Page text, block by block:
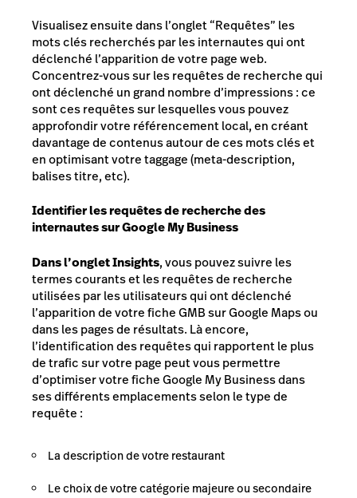
Visualisez ensuite dans l’onglet “Requêtes” les
mots clés recherchés par les internautes qui ont
déclenché l’apparition de votre page web.
Concentrez-vous sur les requêtes de recherche qui
ont déclenché un grand nombre d’impressions : ce
sont ces requêtes sur lesquelles vous pouvez
approfondir votre référencement local, en créant
davantage de contenus autour de ces mots clés et
en optimisant votre taggage (meta-description,
balises titre, etc).
Identifier les requêtes de recherche des
internautes sur Google My Business
Dans l’onglet Insights, vous pouvez suivre les
termes courants et les requêtes de recherche
utilisées par les utilisateurs qui ont déclenché
l’apparition de votre fiche GMB sur Google Maps ou
dans les pages de résultats. Là encore,
l’identification des requêtes qui rapportent le plus
de trafic sur votre page peut vous permettre
d’optimiser votre fiche Google My Business dans
ses différents emplacements selon le type de
requête :
La description de votre restaurant
Le choix de votre catégorie majeure ou secondaire